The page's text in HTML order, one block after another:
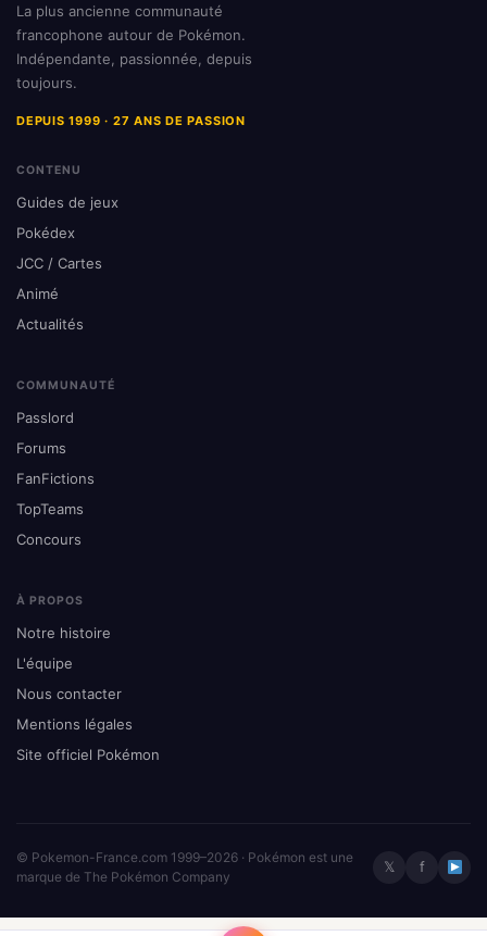
La plus ancienne communauté
francophone autour de Pokémon.
Indépendante, passionnée, depuis
toujours.
DEPUIS 1999 · 27 ANS DE PASSION
CONTENU
Guides de jeux
Pokédex
JCC / Cartes
Animé
Actualités
COMMUNAUTÉ
Passlord
Forums
FanFictions
TopTeams
Concours
À PROPOS
Notre histoire
L'équipe
Nous contacter
Mentions légales
Site officiel Pokémon
© Pokemon-France.com 1999–2026 · Pokémon est une
marque de The Pokémon Company
𝕏 f